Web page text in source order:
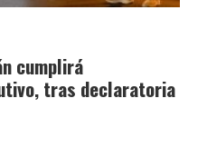
cumplirá
tras declaratoria